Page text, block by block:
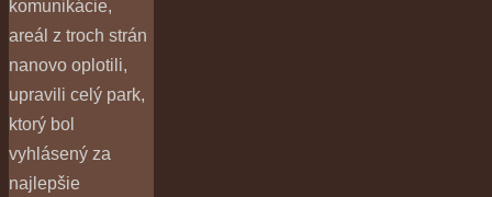
komunikácie,
areál z troch strán
nanovo oplotili,
upravili celý park,
ktorý bol
vyhlásený za
najlepšie